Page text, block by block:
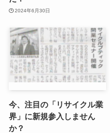
2024年6月30日
今、注目の「リサイクル業
界」に新規参入しません
か？